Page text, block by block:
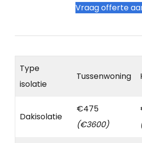
Vraag offerte
Type
isolatie
Tussenwoning
Dakisolatie
€475
(€3600)